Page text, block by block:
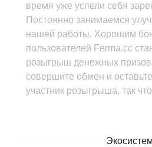
время уже успели себя
Постоянно занимаемся
нашей работы. Хорошим
пользователей Ferma.cc
розыгрыш денежных
совершите обмен и
участник розыгрыша, так